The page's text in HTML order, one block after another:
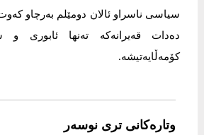
سیاسی ناسراو ئالان دومێلم بەرچاو
دەدات قەیرانەکە تەنها ئابوری
کۆمەڵایەتیشە.
وتارەکانی تری نوسەر